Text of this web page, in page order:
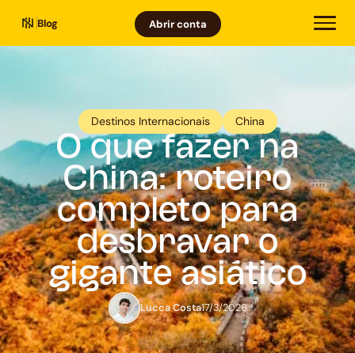
Blog Abrir conta
Destinos Internacionais China
O que fazer na
China: roteiro
completo para
desbravar o
gigante asiático
Lucca Costa17/3/2026